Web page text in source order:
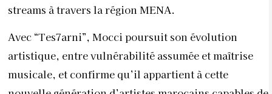
streams à travers la région MENA.
Avec “Tes7arni”, Mocci poursuit son évolution
artistique, entre vulnérabilité assumée et maîtrise
musicale, et confirme qu’il appartient à cette